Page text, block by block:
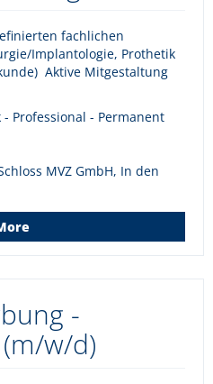
fachlichen
Implantologie, Prothetik
Aktive Mitgestaltung
Professional - Permanent
MVZ GmbH, In den
-
w/d)